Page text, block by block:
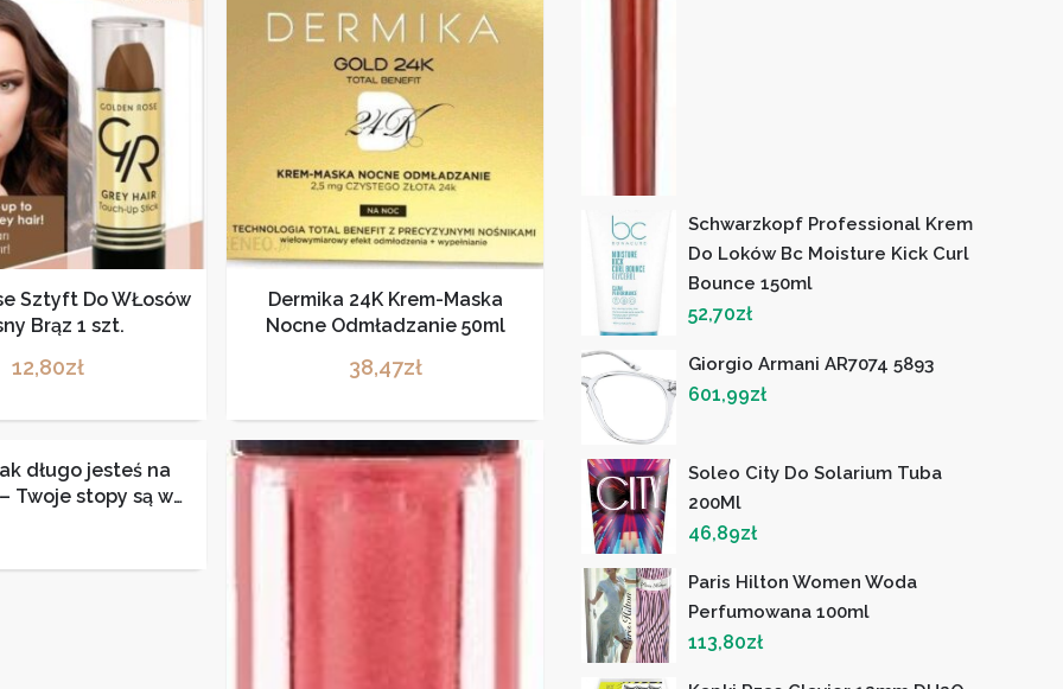
Sztyft Do WŁosów
Brąz 1 szt.
12,80zł
Dermika 24K Krem-Maska
Nocne Odmładzanie 50ml
38,47zł
długo jesteś na
Twoje stopy są w
dlatego
Schwarzkopf Professional Krem
Do Loków Bc Moisture Kick Curl
Bounce 150ml
52,70zł
Giorgio Armani AR7074 5893
601,99zł
Soleo City Do Solarium Tuba
200Ml
46,89zł
Paris Hilton Women Woda
Perfumowana 100ml
113,80zł